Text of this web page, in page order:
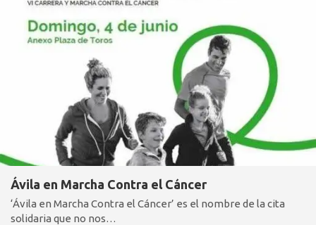
Ávila en Marcha Contra el Cáncer
‘Ávila en Marcha Contra el Cáncer’ es el nombre de la cita
solidaria que no nos…